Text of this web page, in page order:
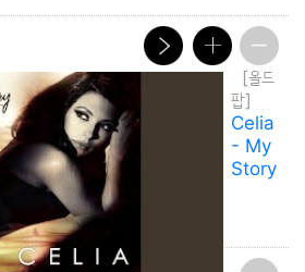
[올드
팝]
Celia
- My
Story